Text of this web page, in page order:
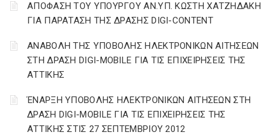
ΑΠΟΦΑΣΗ ΤΟΥ ΥΠΟΥΡΓΟΥ ΑΝ.ΥΠ. ΚΩΣΤΗ ΧΑΤΖΗΔΑΚΗ
ΓΙΑ ΠΑΡΑΤΑΣΗ ΤΗΣ ΔΡΑΣΗΣ DIGI-CONTENT
ΑΝΑΒΟΛΗ ΤΗΣ ΥΠΟΒΟΛΗΣ ΗΛΕΚΤΡΟΝΙΚΩΝ ΑΙΤΗΣΕΩΝ
ΣΤΗ ΔΡΑΣΗ DIGI-MOBILE ΓΙΑ ΤΙΣ ΕΠΙΧΕΙΡΗΣΕΙΣ ΤΗΣ
ΑΤΤΙΚΗΣ
ΈΝΑΡΞΗ ΥΠΟΒΟΛΗΣ ΗΛΕΚΤΡΟΝΙΚΩΝ ΑΙΤΗΣΕΩΝ ΣΤΗ
ΔΡΑΣΗ DIGI-MOBILE ΓΙΑ ΤΙΣ ΕΠΙΧΕΙΡΗΣΕΙΣ ΤΗΣ
ΑΤΤΙΚΗΣ ΣΤΙΣ 27 ΣΕΠΤΕΜΒΡΙΟΥ 2012